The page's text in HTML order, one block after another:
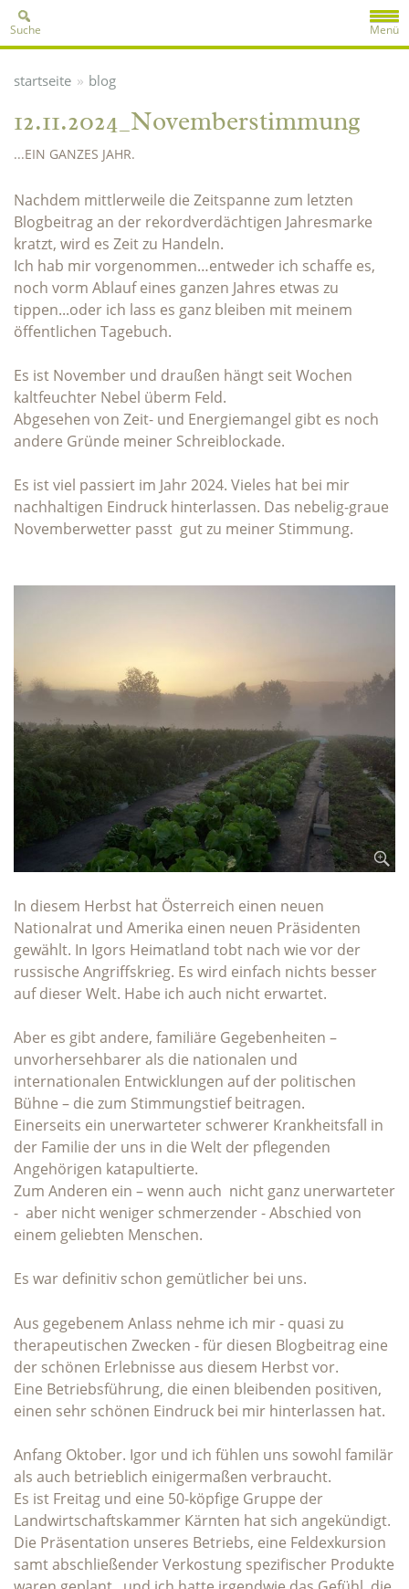
Menü
Suche
startseite » blog
12.11.2024_Novemberstimmung
...EIN GANZES JAHR.
Nachdem mittlerweile die Zeitspanne zum letzten
Blogbeitrag an der rekordverdächtigen Jahresmarke
kratzt, wird es Zeit zu Handeln.
Ich hab mir vorgenommen…entweder ich schaffe es,
noch vorm Ablauf eines ganzen Jahres etwas zu
tippen...oder ich lass es ganz bleiben mit meinem
öffentlichen Tagebuch.
Es ist November und draußen hängt seit Wochen
kaltfeuchter Nebel überm Feld.
Abgesehen von Zeit- und Energiemangel gibt es noch
andere Gründe meiner Schreiblockade.
Es ist viel passiert im Jahr 2024. Vieles hat bei mir
nachhaltigen Eindruck hinterlassen. Das nebelig-graue
Novemberwetter passt gut zu meiner Stimmung.
In diesem Herbst hat Österreich einen neuen
Nationalrat und Amerika einen neuen Präsidenten
gewählt. In Igors Heimatland tobt nach wie vor der
russische Angriffskrieg. Es wird einfach nichts besser
auf dieser Welt. Habe ich auch nicht erwartet.
Aber es gibt andere, familiäre Gegebenheiten –
unvorhersehbarer als die nationalen und
internationalen Entwicklungen auf der politischen
Bühne – die zum Stimmungstief beitragen.
Einerseits ein unerwarteter schwerer Krankheitsfall in
der Familie der uns in die Welt der pflegenden
Angehörigen katapultierte.
Zum Anderen ein – wenn auch nicht ganz unerwarteter
- aber nicht weniger schmerzender - Abschied von
einem geliebten Menschen.
Es war definitiv schon gemütlicher bei uns.
Aus gegebenem Anlass nehme ich mir - quasi zu
therapeutischen Zwecken - für diesen Blogbeitrag eine
der schönen Erlebnisse aus diesem Herbst vor.
Eine Betriebsführung, die einen bleibenden positiven,
einen sehr schönen Eindruck bei mir hinterlassen hat.
Anfang Oktober. Igor und ich fühlen uns sowohl familär
als auch betrieblich einigermaßen verbraucht.
Es ist Freitag und eine 50-köpfige Gruppe der
Landwirtschaftskammer Kärnten hat sich angekündigt.
Die Präsentation unseres Betriebs, eine Feldexkursion
samt abschließender Verkostung spezifischer Produkte